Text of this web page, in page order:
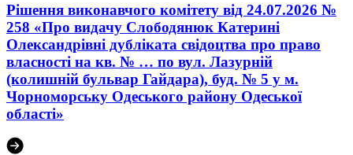
Рішення виконавчого комітету від 24.07.2026 №
258 «Про видачу Слободянюк Катерині
Олександрівні дубліката свідоцтва про право
власності на кв. № … по вул. Лазурній
(колишній бульвар Гайдара), буд. № 5 у м.
Чорноморську Одеського району Одеської
області»